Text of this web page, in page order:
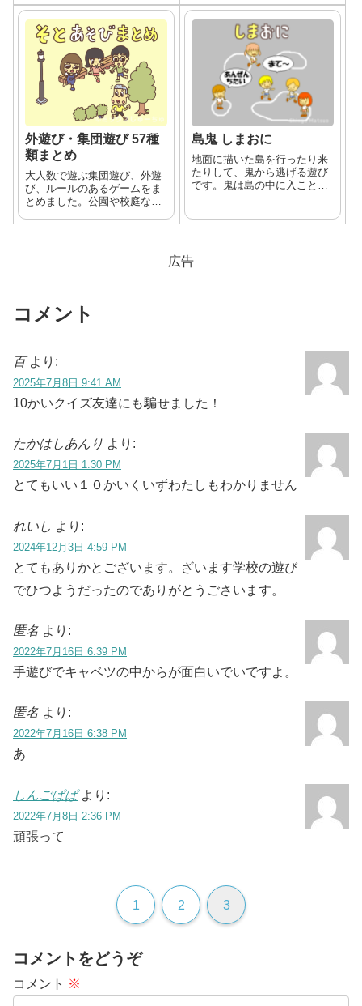
なった子は漁師と手をつない
で、一緒に子を捕まえます。
外遊び・集団遊び 57種
類まとめ
大人数で遊ぶ集団遊び、外遊
び、ルールのあるゲームをま
とめました。公園や校庭など
す。その場にいるお友達と話
島鬼 しまおに
地面に描いた島を行ったり来
たりして、鬼から逃げる遊び
です。鬼は島の中に入ことが
広告
コメント
百 より:
2025年7月8日 9:41 AM
10かいクイズ友達にも騙せました！
たかはしあんり より:
2025年7月1日 1:30 PM
とてもいい１０かいくいずわたしもわかりません
れいし より:
2024年12月3日 4:59 PM
とてもありかとございます。ざいます学校の遊び
でひつようだったのでありがとうごさいます。
匿名 より:
2022年7月16日 6:39 PM
手遊びでキャベツの中からが面白いでいですよ。
匿名 より:
2022年7月16日 6:38 PM
あ
しんごぱぱ より:
2022年7月8日 2:36 PM
頑張って
1 2 3
コメントをどうぞ
コメント ※